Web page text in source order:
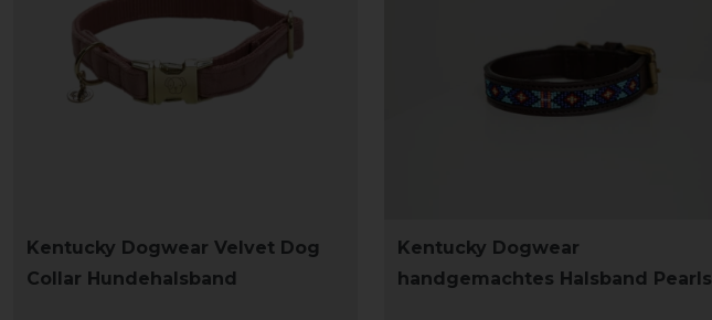
Kentucky Dogwear Velvet Dog
Collar Hundehalsband
Kentucky Dogwear
handgemachtes Halsband Pearls